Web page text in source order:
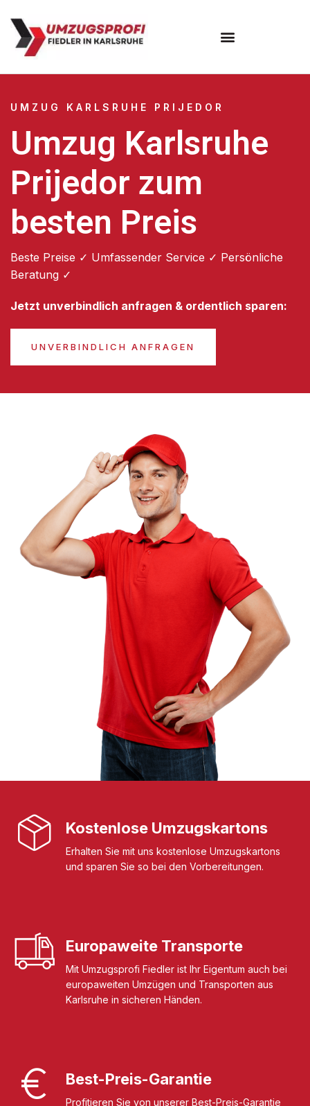
UMZUG KARLSRUHE PRIJEDOR
Umzug Karlsruhe
Prijedor zum
besten Preis
Beste Preise ✓ Umfassender Service ✓ Persönliche
Beratung ✓
Jetzt unverbindlich anfragen & ordentlich sparen:
UNVERBINDLICH ANFRAGEN
Kostenlose Umzugskartons
Erhalten Sie mit uns kostenlose Umzugskartons
und sparen Sie so bei den Vorbereitungen.
Europaweite Transporte
Mit Umzugsprofi Fiedler ist Ihr Eigentum auch bei
europaweiten Umzügen und Transporten aus
Karlsruhe in sicheren Händen.
Best-Preis-Garantie
Profitieren Sie von unserer Best-Preis-Garantie